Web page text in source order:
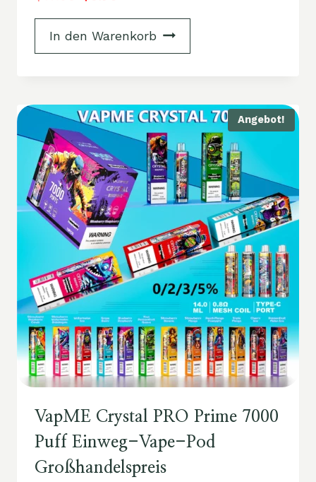
In den Warenkorb
Angebot!
VapME Crystal PRO Prime 7000
Puff Einweg-Vape-Pod
Großhandelspreis